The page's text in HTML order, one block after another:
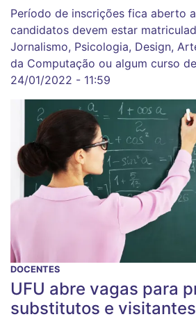
Período de inscrições fica aberto
candidatos devem estar
Jornalismo, Psicologia, Design,
da Computação ou algum curso
24/01/2022 - 11:59
DOCENTES
UFU abre vagas para
substitutos e visitantes